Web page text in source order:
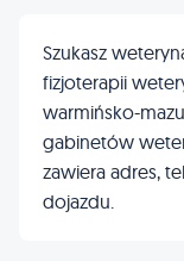
Szukasz
fizjoterapii
warmińsko-
gabinetów
zawiera adres,
dojazdu.